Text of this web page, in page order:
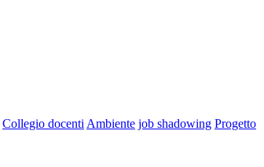
Collegio docenti Ambiente job shadowing Progetto